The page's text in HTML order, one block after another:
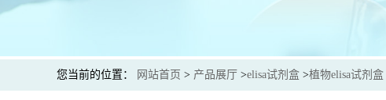
您当前的位置： 网站首页 > 产品展厅 >elisa试剂盒 >植物elisa试剂盒